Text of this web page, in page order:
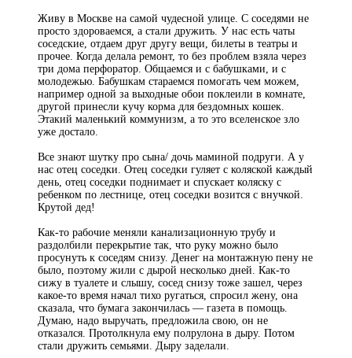
Живу в Москве на самой чудесной улице. С соседями не
просто здороваемся, а стали дружить. У нас есть чаты
соседские, отдаем друг другу вещи, билеты в театры и
прочее. Когда делала ремонт, то без проблем взяла через
три дома перфоратор. Общаемся и с бабушками, и с
молодежью. Бабушкам стараемся помогать чем можем,
например одной за выходные обои поклеили в комнате,
другой принесли кучу корма для бездомных кошек.
Этакий маленький коммунизм, а то это вселенское зло
уже достало.
Все знают шутку про сына/ дочь маминой подруги. А у
нас отец соседки. Отец соседки гуляет с коляской каждый
день, отец соседки поднимает и спускает коляску с
ребенком по лестнице, отец соседки возится с внучкой.
Крутой дед!
Как-то рабочие меняли канализационную трубу и
раздолбили перекрытие так, что руку можно было
просунуть к соседям снизу. Денег на монтажную пену не
было, поэтому жили с дырой несколько дней. Как-то
сижу в туалете и слышу, сосед снизу тоже зашел, через
какое-то время начал тихо ругаться, спросил жену, она
сказала, что бумага закончилась — газета в помощь.
Думаю, надо выручать, предложила свою, он не
отказался. Протолкнула ему полрулона в дыру. Потом
стали дружить семьями. Дыру заделали.